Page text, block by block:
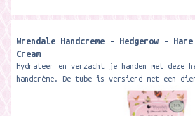
Wrendale Handcreme - Hedgerow -
Cream
Hydrateer en verzacht je handen met deze
handcrème. De tube is versierd met een